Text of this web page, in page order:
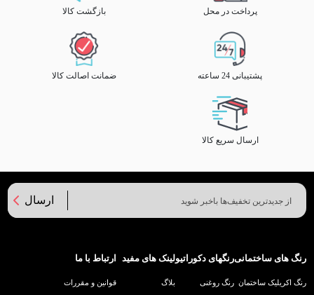
پرداخت در محل بازگشت کالا
پشتیبانی 24 ساعته ضمانت اصالت کالا
ارسال سریع کالا
ارسال
رنگ های ساختمانی
رنگ اکریلیک ساختمان
رنگهای دکوراتیو
رنگ روغنی
لینک های مفید
بلاگ
ارتباط با ما
قوانین و مقررات